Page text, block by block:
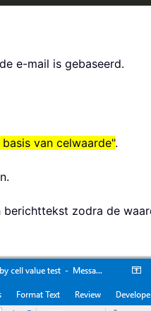
e-mail is gebaseerd.
van celwaarde".
zodra de